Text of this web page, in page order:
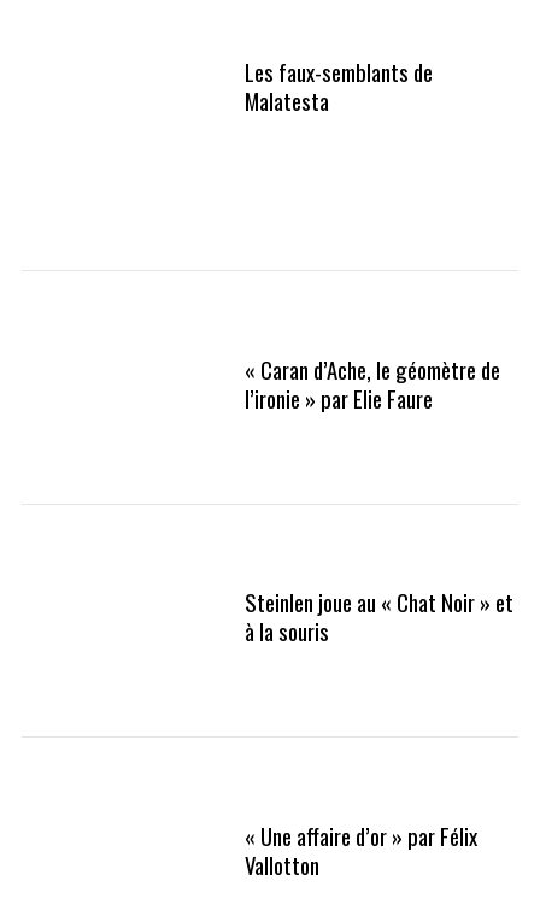
Les faux-semblants de
Malatesta
« Caran d’Ache, le géomètre de
l’ironie » par Elie Faure
Steinlen joue au « Chat Noir » et
à la souris
« Une affaire d’or » par Félix
Vallotton